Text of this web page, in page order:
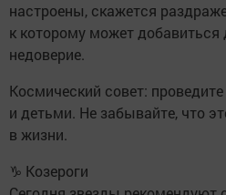
настроены, скажется
к которому может добавиться
недоверие.
Космический совет:
и детьми. Не забывайте, что
в жизни.
♑ Козероги